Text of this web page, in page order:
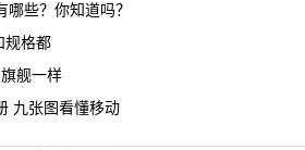
些？你知道吗？
规格都
舰一样
九张图看懂移动